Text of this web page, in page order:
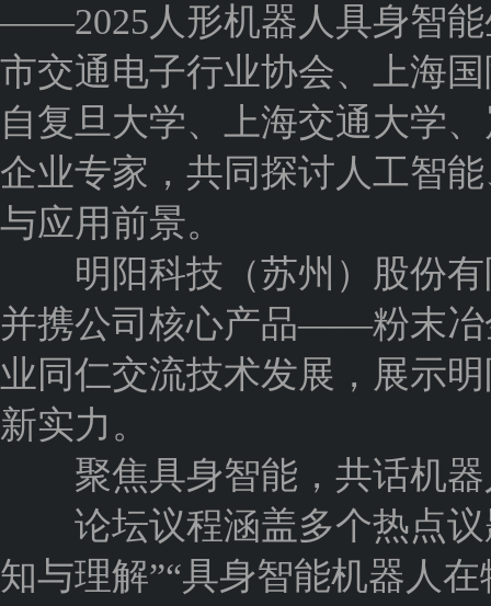
——2025人形机器人具身智能
市交通电子行业协会、上海
自复旦大学、上海交通大学
企业专家，共同探讨人工智
与应用前景。
明阳科技（苏州）股份有
并携公司核心产品——粉末冶
业同仁交流技术发展，展示
新实力。
聚焦具身智能，共话机器
论坛议程涵盖多个热点议
知与理解”“具身智能机器人